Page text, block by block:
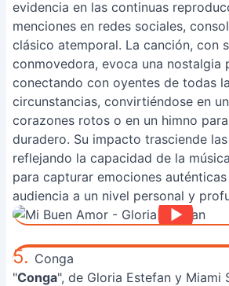
evidencia en las continuas
menciones en redes sociales,
clásico atemporal. La canción, con
conmovedora, evoca una nostalgia
conectando con oyentes de todas
circunstancias, convirtiéndose en
corazones rotos o en un himno
duradero. Su impacto trasciende
reflejando la capacidad de la
para capturar emociones
audiencia a un nivel personal y
5. Conga
"Conga", de Gloria Estefan y Miami